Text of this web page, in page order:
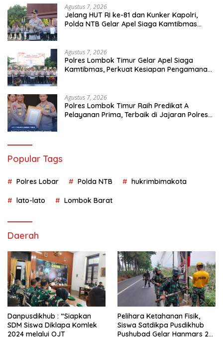
Agustus 7, 2026
Jelang HUT RI ke-81 dan Kunker Kapolri,
Polda NTB Gelar Apel Siaga Kamtibmas
Agustus 7, 2026
Polres Lombok Timur Gelar Apel Siaga
Kamtibmas, Perkuat Kesiapan Pengamanan
Agustus 7, 2026
Polres Lombok Timur Raih Predikat A
Pelayanan Prima, Terbaik di Jajaran Polres
Popular Tags
Polres Lobar Polda NTB hukrimbimakota
lato-lato Lombok Barat
Daerah
Danpusdikhub : “Siapkan
SDM Siswa Diklapa Komlek
2024 melalui OJT
Pelihara Ketahanan Fisik,
Siswa Satdikpa Pusdikhub
Pushubad Gelar Hanmars 25